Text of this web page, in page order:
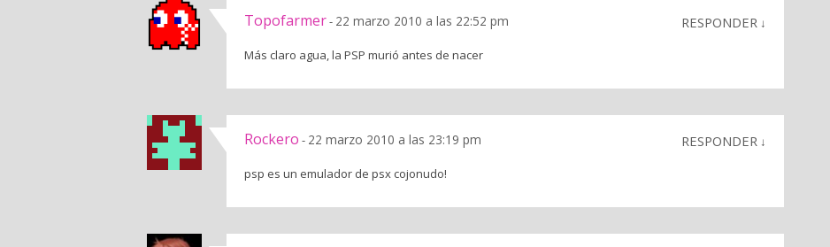
Topofarmer- 22 marzo 2010 a las 22:52 pm RESPONDER ↓
Más claro agua, la PSP murió antes de nacer
Rockero - 22 marzo 2010 a las 23:19 pm RESPONDER ↓
psp es un emulador de psx cojonudo!